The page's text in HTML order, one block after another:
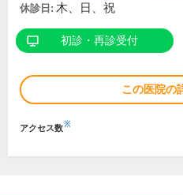
休診日: 木、日、祝
初診・再診受付
この医院の
アクセス数※